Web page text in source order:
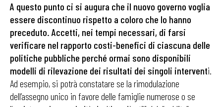
A questo punto ci si augura che il nuovo governo voglia
essere discontinuo rispetto a coloro che lo hanno
preceduto. Accetti, nei tempi necessari, di farsi
verificare nel rapporto costi-benefici di ciascuna delle
politiche pubbliche perché ormai sono disponibili
modelli di rilevazione dei risultati dei singoli interventi.
Ad esempio, si potrà constatare se la rimodulazione
dell’assegno unico in favore delle famiglie numerose o se